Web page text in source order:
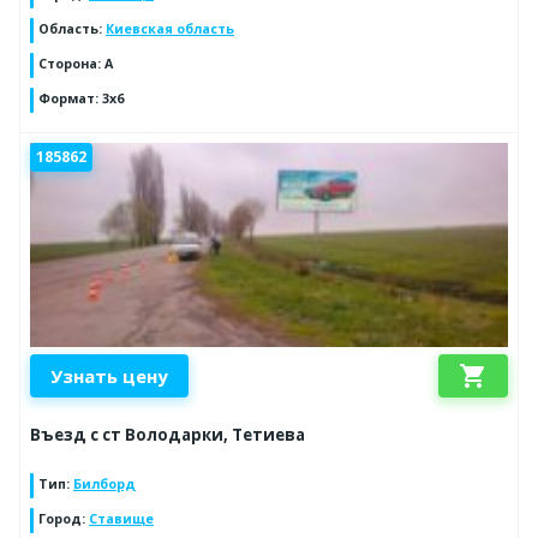
Область: Киевская область
Сторона: A
Формат: 3x6
185862
Узнать цену shopping_cart
Въезд с ст Володарки, Тетиева
Тип: Билборд
Город: Ставище